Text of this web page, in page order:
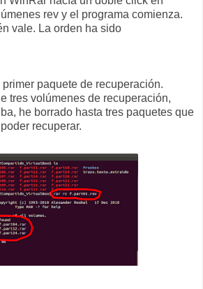
rev y el programa comienza.
vale. La orden ha sido
paquete de recuperación.
tres volúmenes de recuperación,
he borrado hasta tres paquetes que
recuperar.